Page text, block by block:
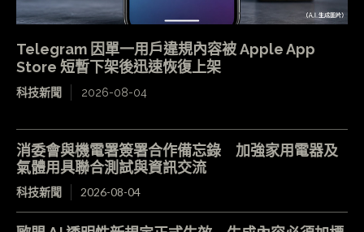
Telegram 因單一用戶違規內容被 Apple App
Store 短暫下架後迅速恢復上架
科技新聞 2026-08-04
消委會與機電署簽署合作備忘錄 加強家用電器及
氣體用具聯合測試與資訊交流
科技新聞 2026-08-04